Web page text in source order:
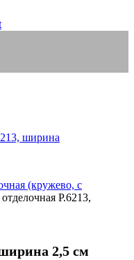
(кружево, с
Р.6213,
2,5 см